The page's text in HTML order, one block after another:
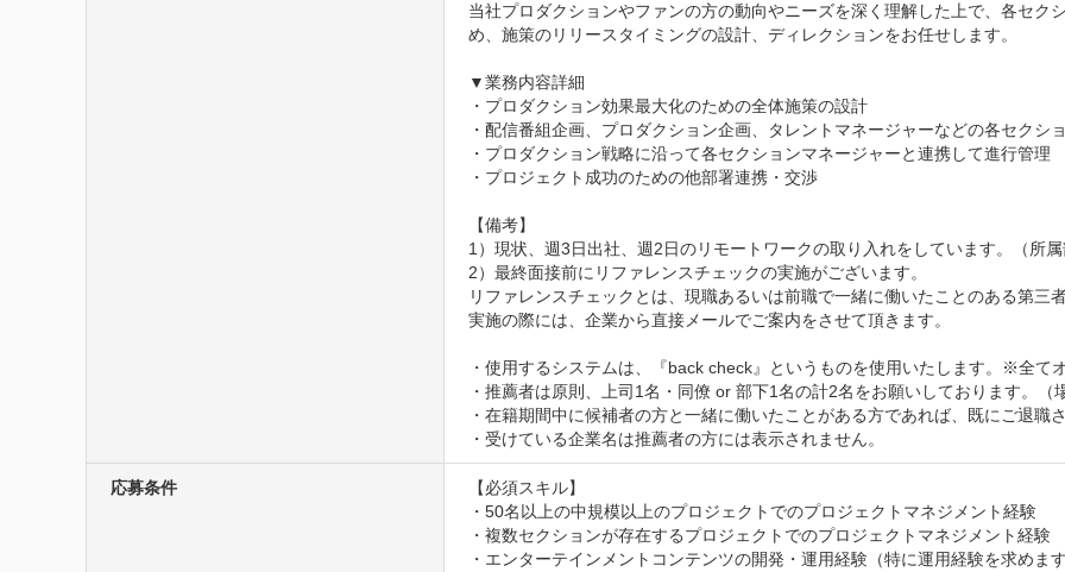
当社プロダクションやファンの方の動向やニーズを深く理解した上で、各セク
め、施策のリリースタイミングの設計、ディレクションをお任せします。
▼業務内容詳細
・プロダクション効果最大化のための全体施策の設計
・配信番組企画、プロダクション企画、タレントマネージャーなどの各セクシ
・プロダクション戦略に沿って各セクションマネージャーと連携して進行管理
・プロジェクト成功のための他部署連携・交渉
【備考】
1）現状、週3日出社、週2日のリモートワークの取り入れをしています。（所属
2）最終面接前にリファレンスチェックの実施がございます。
リファレンスチェックとは、現職あるいは前職で一緒に働いたことのある第三
実施の際には、企業から直接メールでご案内をさせて頂きます。
・使用するシステムは、『back check』というものを使用いたします。※全て
・推薦者は原則、上司1名・同僚 or 部下1名の計2名をお願いしております。（
・在籍期間中に候補者の方と一緒に働いたことがある方であれば、既にご退職
・受けている企業名は推薦者の方には表示されません。
応募条件
【必須スキル】
・50名以上の中規模以上のプロジェクトでのプロジェクトマネジメント経験
・複数セクションが存在するプロジェクトでのプロジェクトマネジメント経験
・エンターテインメントコンテンツの開発・運用経験（特に運用経験を求めます